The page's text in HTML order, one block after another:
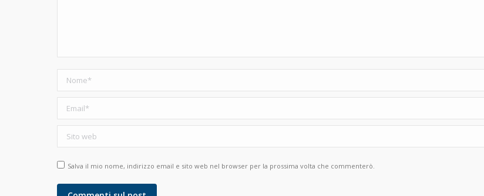
Nome *
Email *
Sito web
Salva il mio nome, indirizzo email e sito web nel browser per la prossima volta che commenterò.